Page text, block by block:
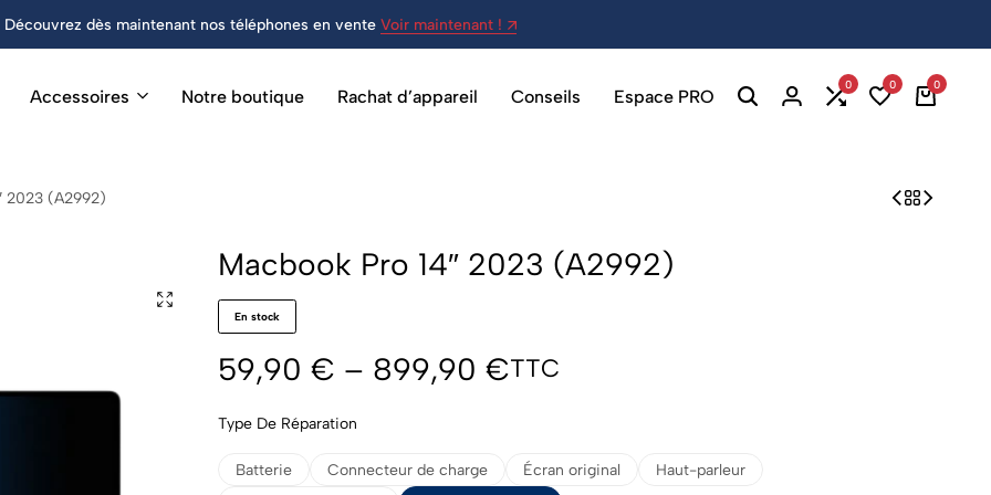
Découvrez dès maintenant nos téléphones en vente Voir maintenant !
Accessoires Notre boutique Rachat d’appareil Conseils Espace PRO
0 0 0
2023 (A2992)
Macbook Pro 14″ 2023 (A2992)
En stock
59,90 € – 899,90 €TTC
Type De Réparation
Batterie Connecteur de charge Écran original
Haut-parleur